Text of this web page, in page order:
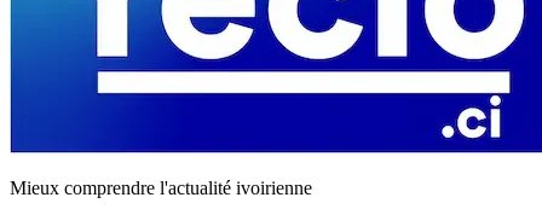
Mieux comprendre l'actualité ivoirienne